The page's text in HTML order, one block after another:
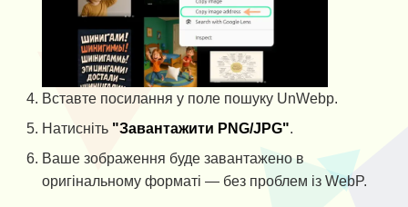
Вставте посилання у поле пошуку UnWebp.
Натисніть "Завантажити PNG/JPG".
Ваше зображення буде завантажено в
оригінальному форматі — без проблем із WebP.